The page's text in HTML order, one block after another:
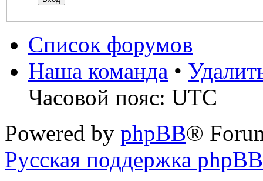
Список форумов
Наша команда •
Часовой пояс: UTC
Powered by phpBB®
Русская поддержка phpBB